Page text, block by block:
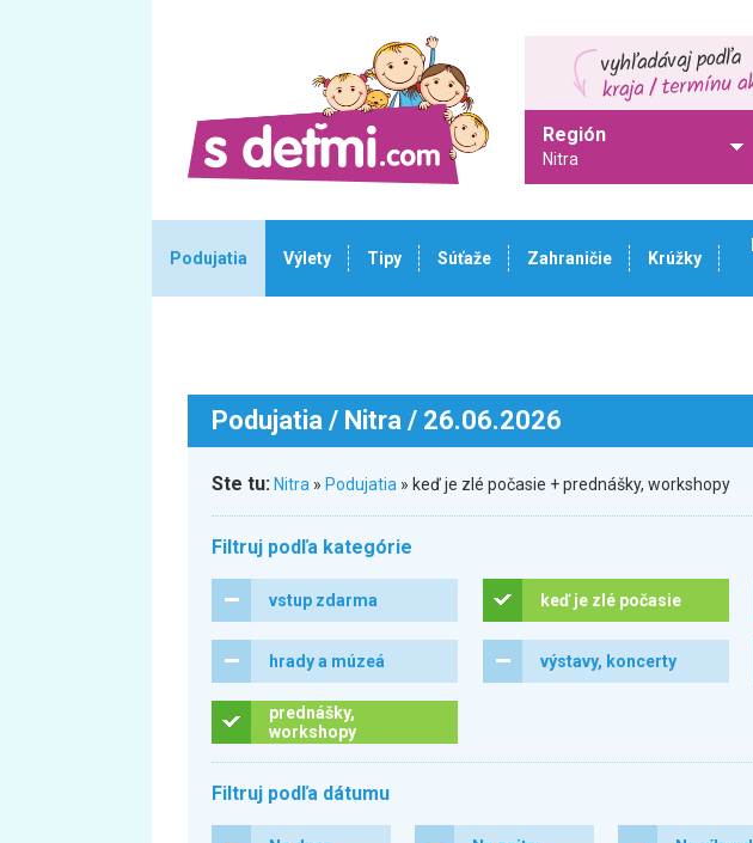
Región
Nitra
Podujatia Výlety Tipy Súťaže Zahraničie Krúžky
Podujatia / Nitra / 26.06.2026
Ste tu: Nitra » Podujatia » keď je zlé počasie + prednášky, workshopy
Filtruj podľa kategórie
vstup zdarma keď je zlé počasie
hrady a múzeá výstavy, koncerty
prednášky,
workshopy
Filtruj podľa dátumu